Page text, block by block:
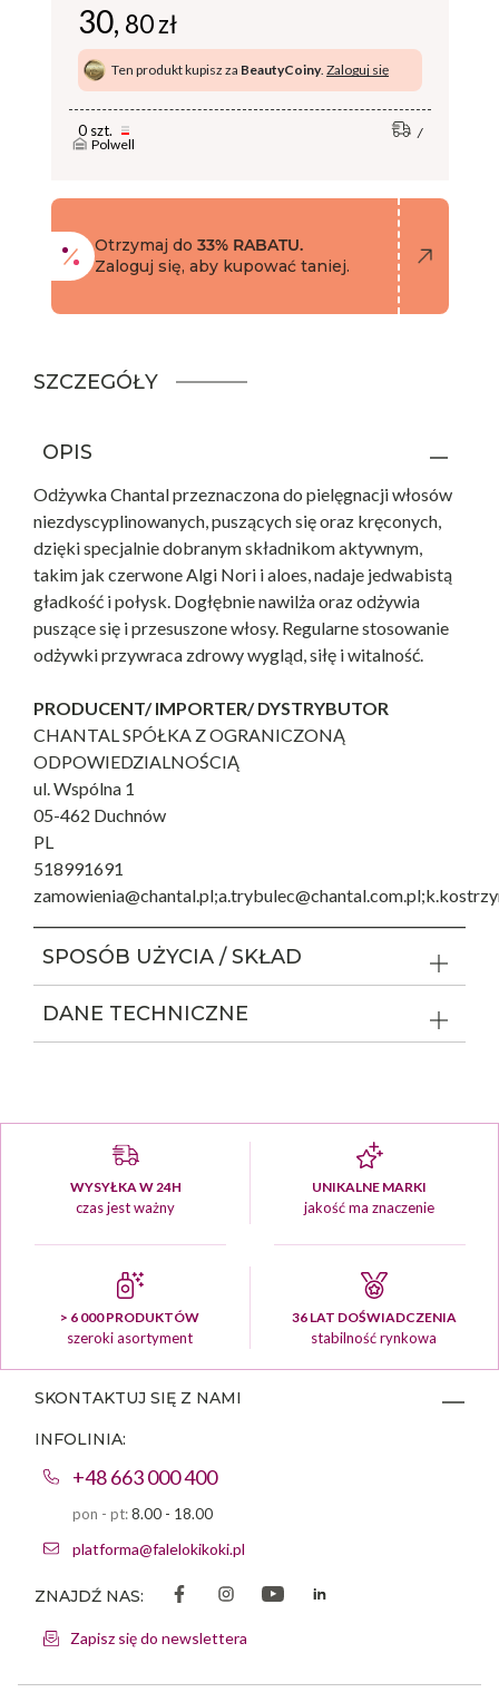
30, 80 zł
Ten produkt kupisz za BeautyCoiny. Zaloguj się
0 szt.
Polwell
Otrzymaj do 33% RABATU.
Zaloguj się, aby kupować taniej.
SZCZEGÓŁY
OPIS
Odżywka Chantal przeznaczona do pielęgnacji włosów
niezdyscyplinowanych, puszących się oraz kręconych,
dzięki specjalnie dobranym składnikom aktywnym,
takim jak czerwone Algi Nori i aloes, nadaje jedwabistą
gładkość i połysk. Dogłębnie nawilża oraz odżywia
puszące się i przesuszone włosy. Regularne stosowanie
odżywki przywraca zdrowy wygląd, siłę i witalność.
PRODUCENT/ IMPORTER/ DYSTRYBUTOR
CHANTAL SPÓŁKA Z OGRANICZONĄ
ODPOWIEDZIALNOŚCIĄ
ul. Wspólna 1
05-462 Duchnów
PL
518991691
SPOSÓB UŻYCIA / SKŁAD
DANE TECHNICZNE
WYSYŁKA W 24H
czas jest ważny
UNIKALNE MARKI
jakość ma znaczenie
> 6 000 PRODUKTÓW
szeroki asortyment
36 LAT DOŚWIADCZENIA
stabilność rynkowa
SKONTAKTUJ SIĘ Z NAMI
INFOLINIA:
+48 663 000 400
pon - pt:8.00 - 18.00
platforma@falelokikoki.pl
ZNAJDŹ NAS:
Zapisz się do newslettera